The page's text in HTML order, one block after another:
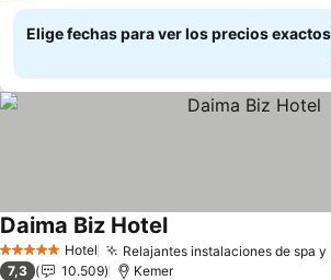
Elige fechas para ver los precios exactos
5 Estrellas Hotel Relajantes instalaciones de spa y
Daima Biz HotelVer precios
7,3 10.509 Kemer